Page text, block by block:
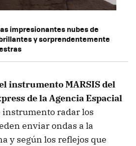
impresionantes nubes de
y sorprendentemente
instrumento MARSIS del
de la Agencia Espacial
instrumento radar los
enviar ondas a la
y según los reflejos que